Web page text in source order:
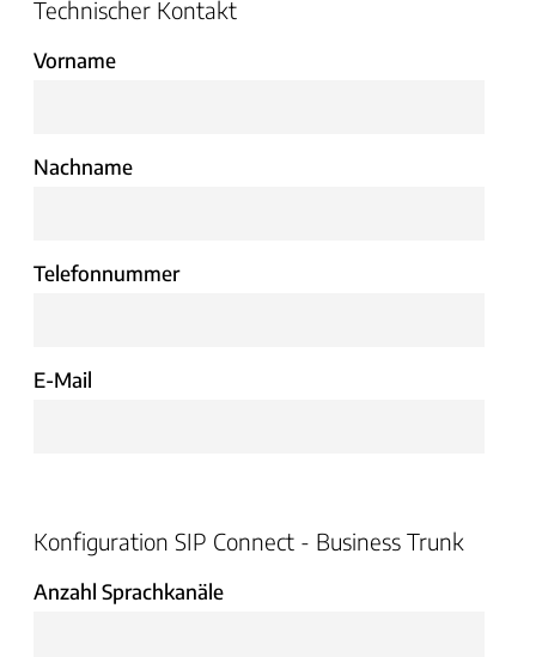
Technischer Kontakt
Vorname
Nachname
Telefonnummer
E-Mail
Konfiguration SIP Connect - Business Trunk
Anzahl Sprachkanäle